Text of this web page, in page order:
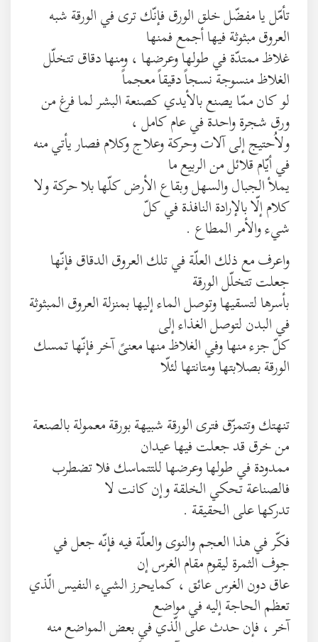
تأمّل يا مفضّل خلق الورق فإنّك ترى في الورقة شبه
العروق مبثوثة فيها أجمع فمنها
غلاظ ممتدّة في طولها وعرضها ، ومنها دقاق تتخلّل
الغلاظ منسوجة نسجاً دقيقاً معجماً
لو كان ممّا يصنع بالأيدي كصنعة البشر لما فرغ من
ورق شجرة واحدة في عام كامل ،
ولاُحتيج إلى آلات وحركة وعلاج وكلام فصار يأتي منه
في أيّام قلائل من الربيع ما
يملأ الجبال والسهل وبقاع الأرض كلّها بلا حركة ولا
كلام إلّا بالإرادة النافذة في كلّ
شيء والأمر المطاع .
واعرف مع ذلك العلّة في تلك العروق الدقاق فإنّها
جعلت تتخلّل الورقة
بأسرها لتسقيها وتوصل الماء إليها بمنزلة العروق المبثوثة
في البدن لتوصل الغذاء إلى
كلّ جزء منها وفي الغلاظ منها معنىً آخر فإنّها تمسك
الورقة بصلابتها ومتانتها لئلّا
تنهتك وتتمزّق فترى الورقة شبيهة بورقة معمولة بالصنعة
من خرق قد جعلت فيها عيدان
ممدودة في طولها وعرضها للتتماسك فلا تضطرب
فالصناعة تحكي الخلقة وإن كانت لا
تدركها على الحقيقة .
فكّر في هذا العجم والنوى والعلّة فيه فإنّه جعل في
جوف الثمرة ليقوم مقام الغرس إن
عاق دون الغرس عائق ، كمايحرز الشيء النفيس الّذي
تعظم الحاجة إليه في مواضع
آخر ، فإن حدث على الّذي في بعض المواضع منه